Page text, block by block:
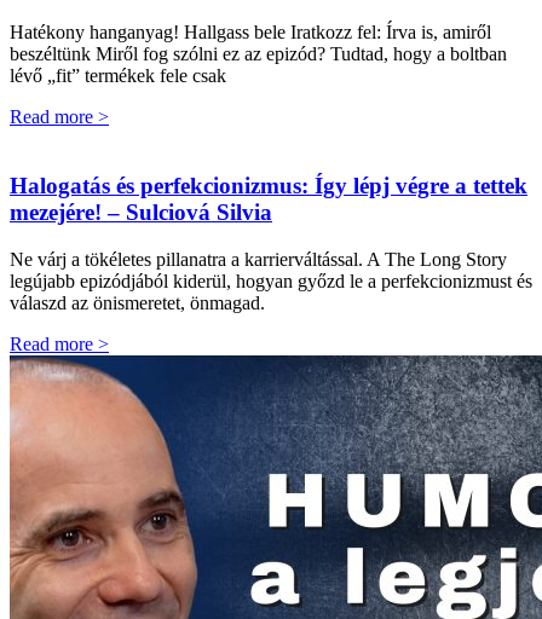
Hatékony hanganyag! Hallgass bele Iratkozz fel: Írva is, amiről
beszéltünk Miről fog szólni ez az epizód? Tudtad, hogy a boltban
lévő „fit” termékek fele csak
Read more >
Halogatás és perfekcionizmus: Így lépj végre a tettek
mezejére! – Sulciová Silvia
Ne várj a tökéletes pillanatra a karrierváltással. A The Long Story
legújabb epizódjából kiderül, hogyan győzd le a perfekcionizmust és
válaszd az önismeretet, önmagad.
Read more >